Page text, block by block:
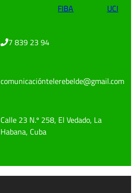
7 839 23 94
comunicacióntelerebelde@gmail.com
Calle 23 N.º 258, El Vedado, La
Habana, Cuba
FIBA
UCI